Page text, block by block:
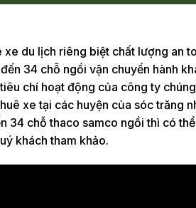
du lịch riêng biệt chất lượng an
34 chỗ ngồi vận chuyển hành
chí hoạt động của công ty
xe tại các huyện của sóc trăng
34 chỗ thaco samco ngồi thì có
khách tham khảo.